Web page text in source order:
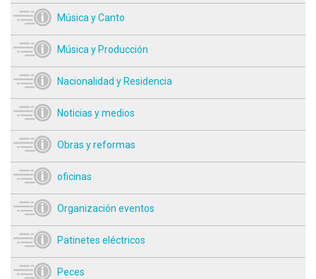
Música y Canto
Música y Producción
Nacionalidad y Residencia
Noticias y medios
Obras y reformas
oficinas
Organización eventos
Patinetes eléctricos
Peces